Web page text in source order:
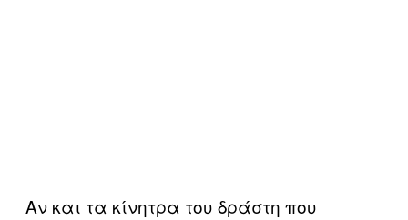
Αν και τα κίνητρα του δράστη που